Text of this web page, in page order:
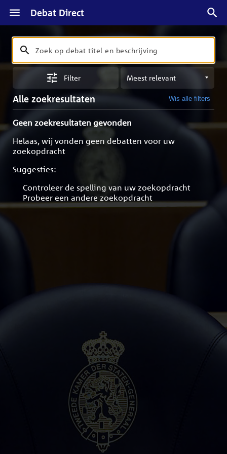
Debat Direct
Zoeken
Zoek
op
en
beschrijving
Filter
Sorteren
op
meest
Alle zoekresultaten Wis alle filters
Geen zoekresultaten gevonden
Helaas, wij vonden geen debatten voor uw
zoekopdracht
Suggesties:
Controleer de spelling van uw zoekopdracht
Probeer een andere zoekopdracht